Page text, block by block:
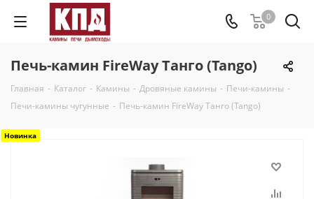
0
Печь-камин FireWay Танго (Tango)
Главная - Каталог - Камины - Дровяные камины - Печи-камины -
Печи-камины чугунные - Печь-камин FireWay Танго (Tango)
Новинка